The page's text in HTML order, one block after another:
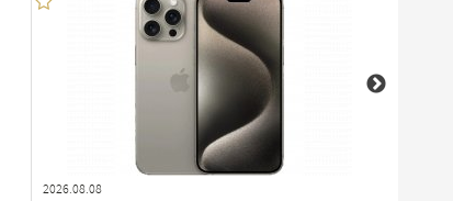
2026.08.08